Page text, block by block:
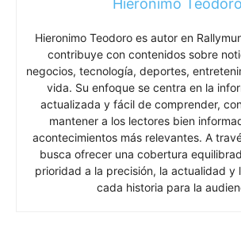
Hieronimo Teodoro es autor en
contribuye con contenidos sobre
negocios, tecnología, deportes,
vida. Su enfoque se centra en la
actualizada y fácil de comprender,
mantener a los lectores bien
acontecimientos más relevantes. A
busca ofrecer una cobertura
prioridad a la precisión, la actualidad y
cada historia para la